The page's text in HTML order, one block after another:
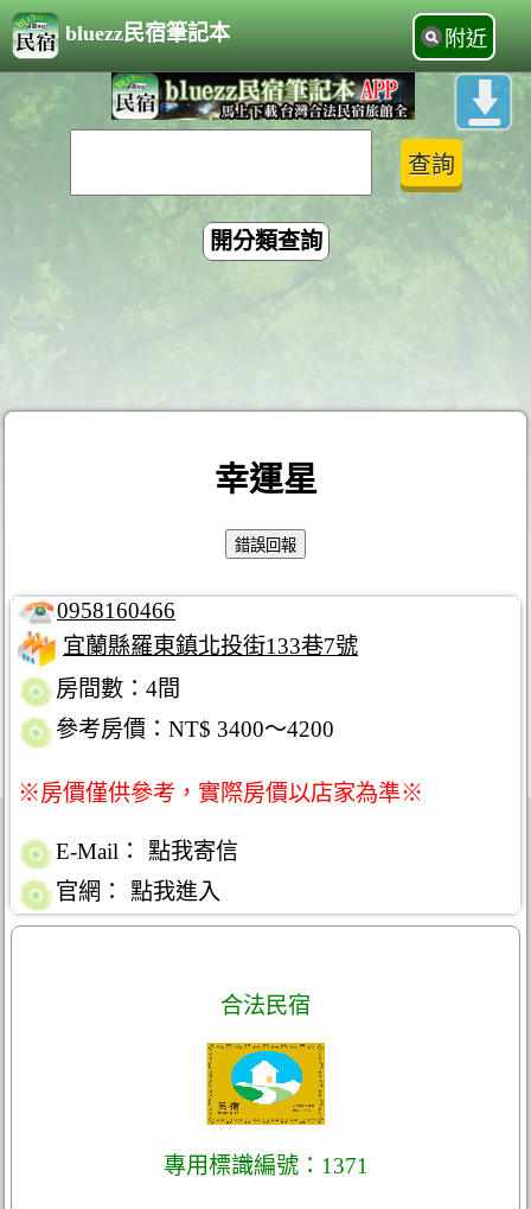
bluezz民宿筆記本 附近
開分類查詢
幸運星
0958160466
宜蘭縣羅東鎮北投街133巷7號
房間數：4間
參考房價：NT$ 3400～4200
※房價僅供參考，實際房價以店家為準※
E-Mail：
點我寄信
官網：
點我進入
合法民宿
專用標識編號：1371